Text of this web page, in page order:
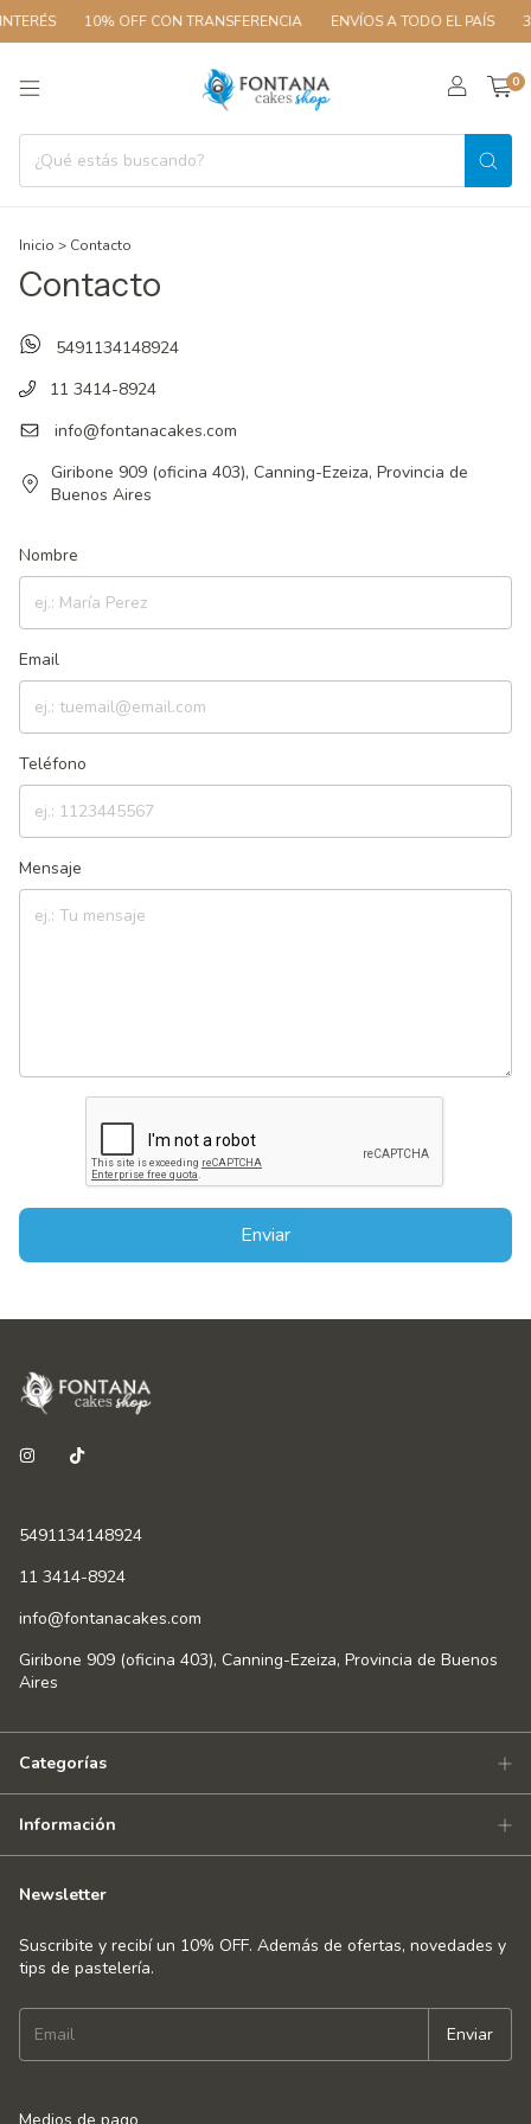
10% OFF CON TRANSFERENCIA ENVÍOS A TODO EL PAÍS
0
Inicio > Contacto
Contacto
5491134148924
11 3414-8924
info@fontanacakes.com
Giribone 909 (oficina 403), Canning-Ezeiza, Provincia de
Buenos Aires
Nombre
Email
Teléfono
Mensaje
Enviar
5491134148924
11 3414-8924
info@fontanacakes.com
Giribone 909 (oficina 403), Canning-Ezeiza, Provincia de Buenos
Aires
Categorías
Información
Newsletter
Suscribite y recibí un 10% OFF. Además de ofertas, novedades y
tips de pastelería.